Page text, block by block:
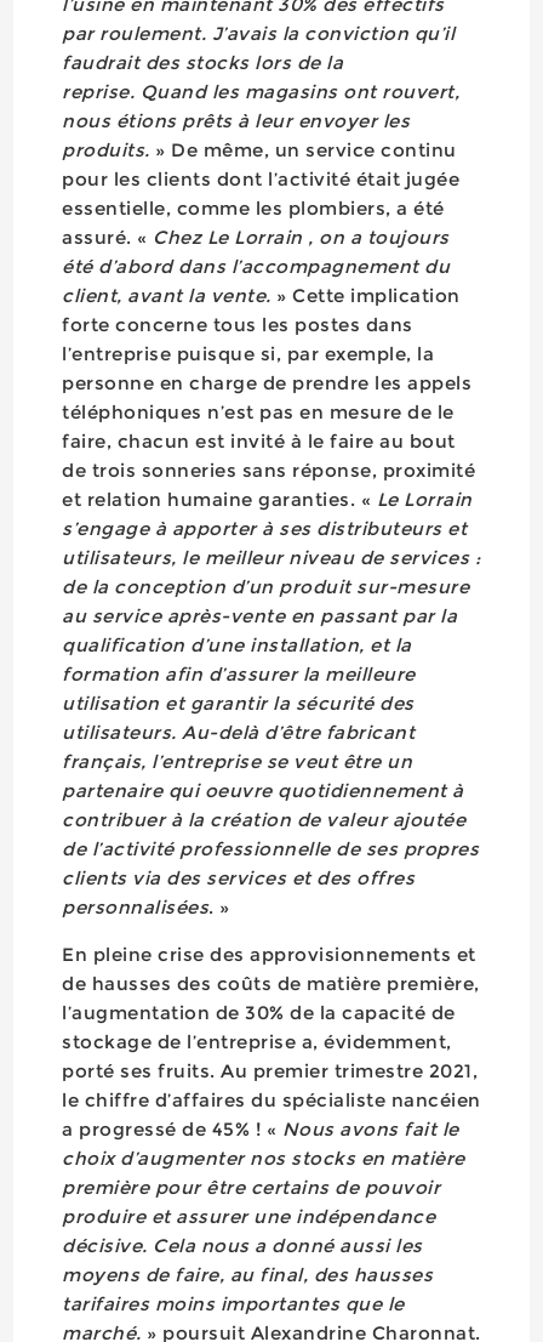
par roulement. J’avais la conviction qu’il
faudrait des stocks lors de la
reprise. Quand les magasins ont rouvert,
nous étions prêts à leur envoyer les
produits. » De même, un service continu
pour les clients dont l’activité était jugée
essentielle, comme les plombiers, a été
assuré. « Chez Le Lorrain , on a toujours
été d’abord dans l’accompagnement du
client, avant la vente. » Cette implication
forte concerne tous les postes dans
l’entreprise puisque si, par exemple, la
personne en charge de prendre les appels
téléphoniques n’est pas en mesure de le
faire, chacun est invité à le faire au bout
de trois sonneries sans réponse, proximité
et relation humaine garanties. « Le Lorrain
s’engage à apporter à ses distributeurs et
utilisateurs, le meilleur niveau de services :
de la conception d’un produit sur-mesure
au service après-vente en passant par la
qualification d’une installation, et la
formation afin d’assurer la meilleure
utilisation et garantir la sécurité des
utilisateurs. Au-delà d’être fabricant
français, l’entreprise se veut être un
partenaire qui oeuvre quotidiennement à
contribuer à la création de valeur ajoutée
de l’activité professionnelle de ses propres
clients via des services et des offres
personnalisées. »
En pleine crise des approvisionnements et
de hausses des coûts de matière première,
l’augmentation de 30% de la capacité de
stockage de l’entreprise a, évidemment,
porté ses fruits. Au premier trimestre 2021,
le chiffre d’affaires du spécialiste nancéien
a progressé de 45% ! « Nous avons fait le
choix d’augmenter nos stocks en matière
première pour être certains de pouvoir
produire et assurer une indépendance
décisive. Cela nous a donné aussi les
moyens de faire, au final, des hausses
tarifaires moins importantes que le
marché. » poursuit Alexandrine Charonnat.